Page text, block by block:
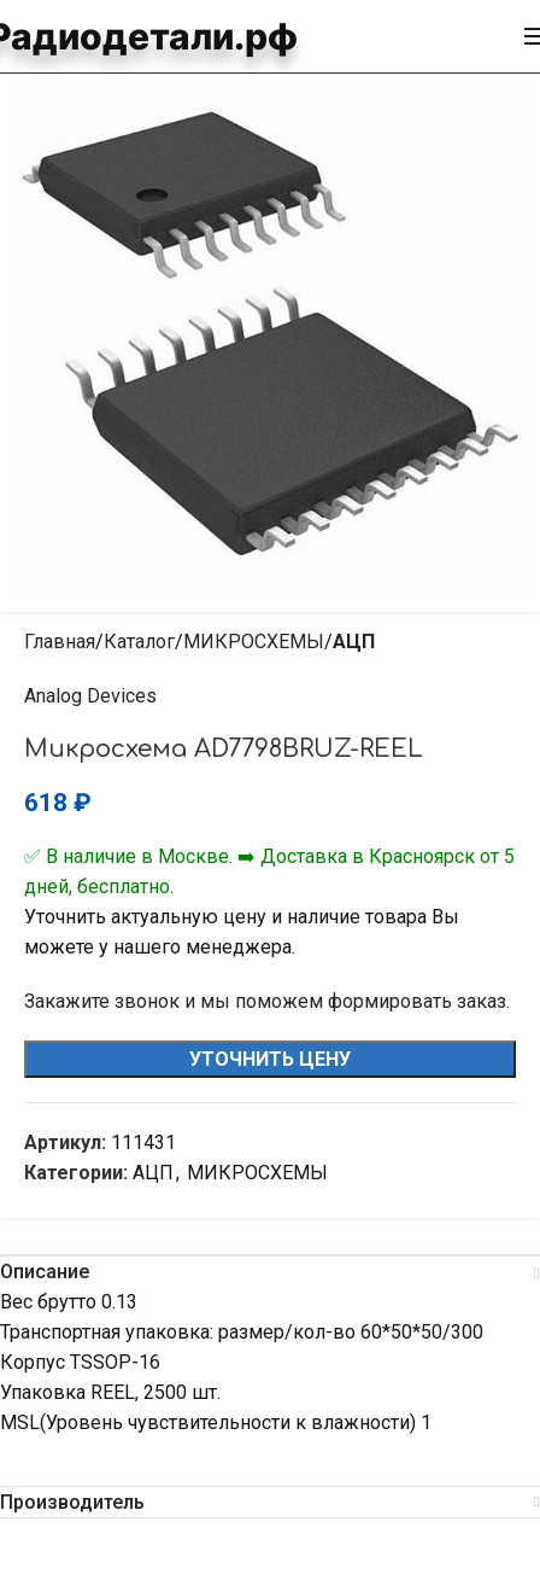
Главная Каталог МИКРОСХЕМЫ АЦП
Analog Devices
Микросхема AD7798BRUZ-REEL
618 ₽
✅ В наличие в Москве. ➡️ Доставка в Красноярск от 5
дней, бесплатно.
Уточнить актуальную цену и наличие товара Вы
можете у нашего менеджера.
Закажите звонок и мы поможем формировать заказ.
УТОЧНИТЬ ЦЕНУ
Артикул: 111431
Категории: АЦП, МИКРОСХЕМЫ
Описание
Вес брутто 0.13
Транспортная упаковка: размер/кол-во 60*50*50/300
Корпус TSSOP-16
Упаковка REEL, 2500 шт.
MSL(Уровень чувствительности к влажности) 1
Производитель